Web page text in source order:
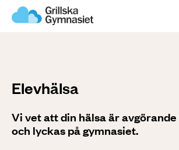
Öppet hus
Elevhälsa
Vi vet att din hälsa är
och lyckas på gymnasiet.